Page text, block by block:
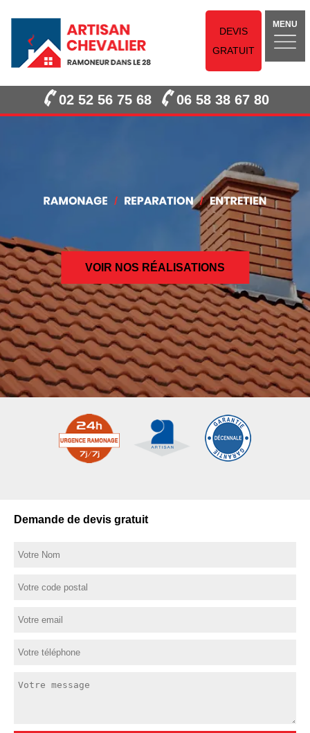
DEVIS
GRATUIT
MENU
02 52 56 75 68 06 58 38 67 80
VOIR NOS RÉALISATIONS
Demande de devis gratuit